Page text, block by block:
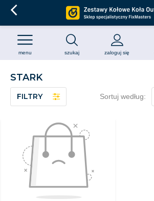
szukaj zaloguj się
menu
STARK
FILTRY Sortuj według: